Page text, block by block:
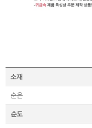
소재
순은
순도